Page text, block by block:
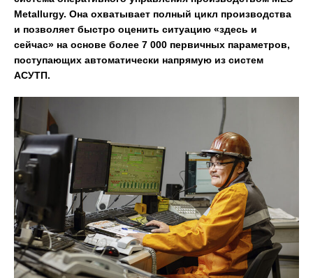
Metallurgy. Она охватывает полный цикл производства
и позволяет быстро оценить ситуацию «здесь и
сейчас» на основе более 7 000 первичных параметров,
поступающих автоматически напрямую из систем
АСУТП.